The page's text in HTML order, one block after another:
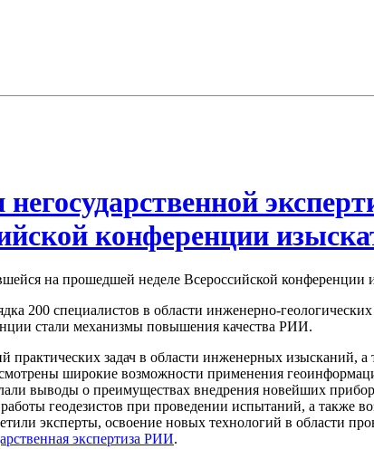
конференции
на прошедшей неделе Всероссийской конференции
200 специалистов в области инженерно-
стали механизмы повышения качества РИИ.
задач в области инженерных изысканий,
широкие возможности применения
выводы о преимуществах внедрения новейших
геодезистов при проведении испытаний, а также
эксперты, освоение новых технологий в области
экспертиза РИИ.